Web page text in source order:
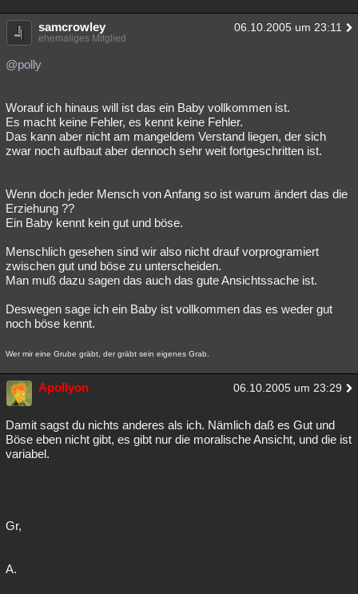
samcrowley 06.10.2005 um 23:11
ehemaliges Mitglied
@polly
Worauf ich hinaus will ist das ein Baby vollkommen ist.
Es macht keine Fehler, es kennt keine Fehler.
Das kann aber nicht am mangeldem Verstand liegen, der sich
zwar noch aufbaut aber dennoch sehr weit fortgeschritten ist.
Wenn doch jeder Mensch von Anfang so ist warum ändert das die
Erziehung ??
Ein Baby kennt kein gut und böse.
Menschlich gesehen sind wir also nicht drauf vorprogramiert
zwischen gut und böse zu unterscheiden.
Man muß dazu sagen das auch das gute Ansichtssache ist.
Deswegen sage ich ein Baby ist vollkommen das es weder gut
noch böse kennt.
Wer mir eine Grube gräbt, der gräbt sein eigenes Grab.
Apollyon 06.10.2005 um 23:29
Damit sagst du nichts anderes als ich. Nämlich daß es Gut und
Böse eben nicht gibt, es gibt nur die moralische Ansicht, und die ist
variabel.
Gr,
A.